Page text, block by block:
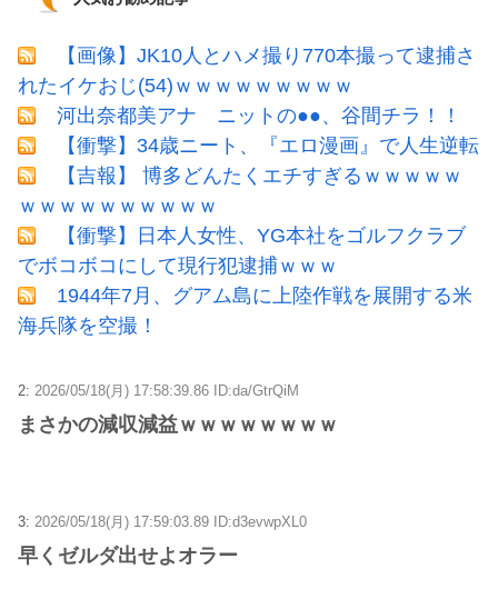
【画像】JK10人とハメ撮り770本撮って逮捕さ
れたイケおじ(54)ｗｗｗｗｗｗｗｗｗ
河出奈都美アナ ニットの●●、谷間チラ！！
【衝撃】34歳ニート、『エロ漫画』で人生逆転
【吉報】 博多どんたくエチすぎるｗｗｗｗｗ
ｗｗｗｗｗｗｗｗｗｗ
【衝撃】日本人女性、YG本社をゴルフクラブ
でボコボコにして現行犯逮捕ｗｗｗ
1944年7月、グアム島に上陸作戦を展開する米
海兵隊を空撮！
2: 2026/05/18(月) 17:58:39.86 ID:da/GtrQiM
まさかの減収減益ｗｗｗｗｗｗｗｗ
3: 2026/05/18(月) 17:59:03.89 ID:d3evwpXL0
早くゼルダ出せよオラー